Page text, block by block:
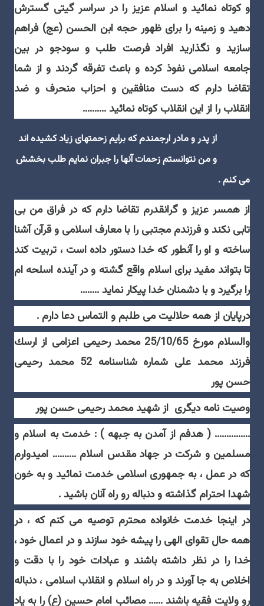
و كوتاه نمائيد و اسلام عزيز را در سراسر گيتى گسترش
دهيد و زمينه را براى ظهور حجه ابن الحسن (عج) فراهم
سازيد و نگذاريد افراد فرصت طلب و سودجو در بين
جامعه اسلامى نفوذ كرده و باعث تفرقه گردند و از شما
تقاضا دارم كه دست منافقين و احزاب منحرف و ضد
انقلاب را از اين انقلاب كوتاه نمائيد ..........
از پدر و مادر ارجمندم كه برايم زحمتهاى زياد كشيده اند
و من نتوانستم زحمات آنها را جبران نمايم طلب بخشش
مى كنم .
از همسر عزيز و گرانقدرم تقاضا دارم كه در فراق من بى
تابى نكند و فرزندم مجتبى را با معارف اسلامى و قرآن آشنا
ساخته و او را آنطور كه خدا دستور داده است ، تربيت كند
تا بتواند مفيد براى اسلام واقع گشته و در آينده اسلحه ام
را برگيرد و با دشمنان خدا پيكار نمايد ........
درپايان از همه حلاليت مى طلبم و التماس دعا دارم .
والسلام مورخ 25/10/65 محمد رحيمى اعزامى از ارسك
فرزند محمد على شماره شناسنامه 52 محمد رحيمى
حسن پور
وصیت نامه دیگری از شهید محمد رحیمی حسن پور
............... ( هدفم از آمدن به جبهه ) : خدمت به اسلام و
مسلمين و شركت در جهاد مقدس اسلام .......... اميدوارم
كه در عمل ، به جمهورى اسلامى خدمت نمائيد و به خون
شهدا احترام گذاشته و دنباله رو راه آنان باشيد .
در اينجا خدمت خانواده محترم توصيه مى كنم كه ، در
همه حال تقواى الهى را پيشه خود سازند و در اعمال خود ،
خدا را در نظر داشته باشند و عبادات خود را با دقت و
اخلاص به جا آورند و در راه اسلام و انقلاب اسلامى ، دنباله
رو ولايت فقيه باشند ...... مصائب امام حسين (ع) را به ياد